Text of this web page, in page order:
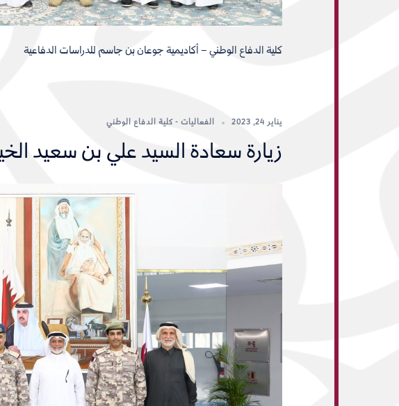
كلية الدفاع الوطني – أكاديمية جوعان بن جاسم للدراسات الدفاعية
يناير 24, 2023 الفعاليات - كلية الدفاع الوطني
زيارة سعادة السيد علي بن سعيد